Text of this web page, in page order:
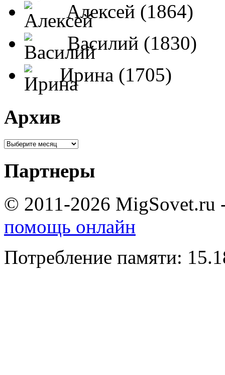
Алексей (1864)
Василий (1830)
Ирина (1705)
Архив
Партнеры
© 2011-2026 MigSovet.ru
помощь онлайн
Потребление памяти: